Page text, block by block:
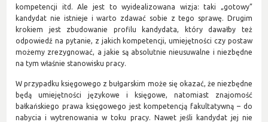
kompetencji itd. Ale jest to wyidealizowana wizja: taki „gotowy”
kandydat nie istnieje i warto zdawać sobie z tego sprawę. Drugim
krokiem jest zbudowanie profilu kandydata, który dawałby też
odpowiedź na pytanie, z jakich kompetencji, umiejętności czy postaw
możemy zrezygnować, a jakie są absolutnie nieusuwalne i niezbędne
na tym właśnie stanowisku pracy.
W przypadku księgowego z bułgarskim może się okazać, że niezbędne
będą umiejętności językowe i księgowe, natomiast znajomość
bałkańskiego prawa księgowego jest kompetencją fakultatywną – do
nabycia i wytrenowania w toku pracy. Nawet jeśli kandydat jej nie